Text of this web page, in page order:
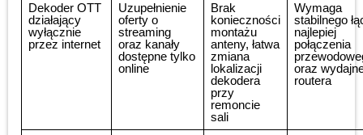
Dekoder OTT
działający
wyłącznie
przez internet
Uzupełnienie
oferty o
streaming
oraz kanały
dostępne tylko
online
Brak
konieczności
montażu
anteny, łatwa
zmiana
lokalizacji
dekodera
przy
remoncie
sali
Wymaga
stabilnego
najlepiej
połączenia
oraz
routera